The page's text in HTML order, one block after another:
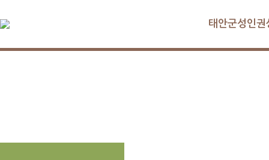
태안군성인권